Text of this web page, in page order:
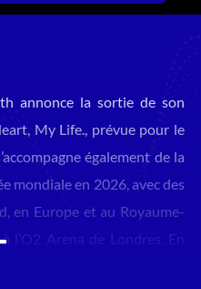
annonce la sortie de son
My Life., prévue pour le
également de la
mondiale en 2026, avec des
en Europe et au Royaume-
Arena de Londres. En